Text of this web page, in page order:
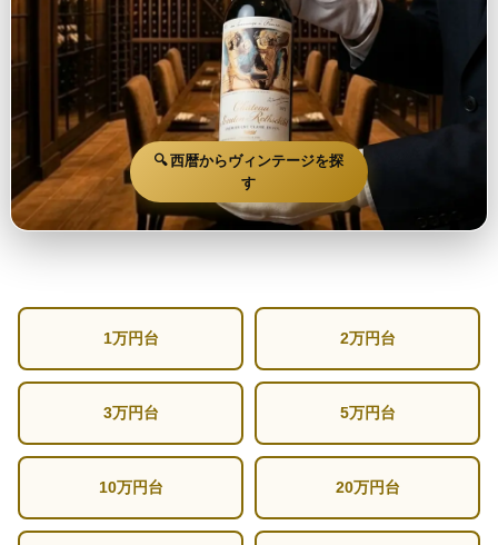
🔍 西暦からヴィンテージを探
す
1万円台 2万円台
3万円台 5万円台
10万円台 20万円台